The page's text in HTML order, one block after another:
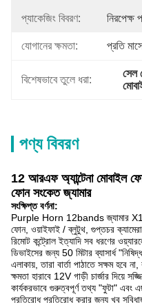
প্যাকেজিং বিবরণ: নিরপেক্ষ
যোগানের ক্ষমতা: প্রতি
বিশেষভাবে তুলে ধরা:
সেল
পণ্য বিবরণ
12 আরএফ অ্যান্টেনা মোবাইল
ফোন সংকেত জ্যামার
সংক্ষিপ্ত বর্ণনা:
Purple Horn 12bands জ্যামার X12
ফোন, ওয়াইফাই / ব্লুটুথ, গুপ্তচর
রিমোট কন্ট্রোল ইত্যাদি সব ধরণের
ডিভাইসের জন্য 50 মিটার ব্যাসার্ধ
এলাকায়, তারা বার্তা পাঠাতে সক্ষম হবে
ক্ষমতা হারাবে 12V গাড়ী চার্জার দিয়ে
কার্যকরভাবে গুরুত্বপূর্ণ তথ্য "ফুটা" এবং
প্রতিরোধ প্রতিরোধ করার জন্য খুব